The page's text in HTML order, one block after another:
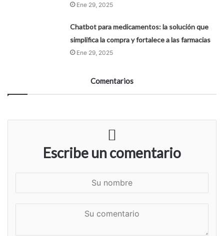
Ene 29, 2025
Chatbot para medicamentos: la solución que
simplifica la compra y fortalece a las farmacias
Ene 29, 2025
Comentarios
Escribe un comentario